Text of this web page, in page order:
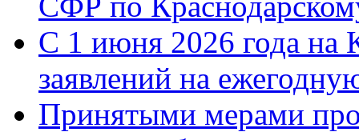
С 1 июня 2026 года на
заявлений на
Принятыми мерами